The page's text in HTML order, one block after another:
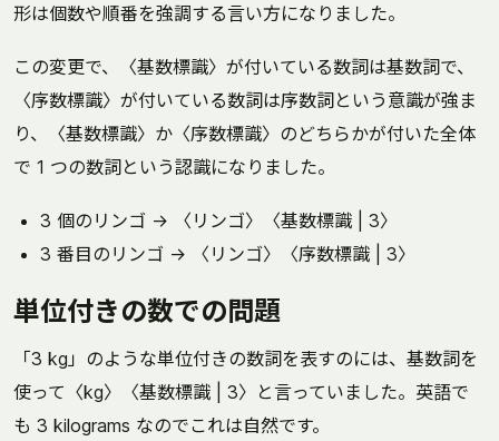
形は個数や順番を強調する言い方になりました。
この変更で、〈基数標識〉が付いている数詞は基数詞で、
〈序数標識〉が付いている数詞は序数詞という意識が強ま
り、〈基数標識〉か〈序数標識〉のどちらかが付いた全体
で 1 つの数詞という認識になりました。
3 個のリンゴ → 〈リンゴ〉〈基数標識 | 3〉
3 番目のリンゴ → 〈リンゴ〉〈序数標識 | 3〉
単位付きの数での問題
「3 kg」のような単位付きの数詞を表すのには、基数詞を
使って〈kg〉〈基数標識 | 3〉と言っていました。英語で
も 3 kilograms なのでこれは自然です。